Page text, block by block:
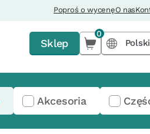
Poproś o wycenęO nas
Sklep
0
Polski
Akcesoria